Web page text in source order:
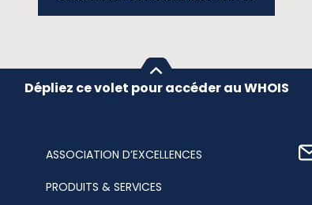
Dépliez ce volet pour accéder au WHOIS
ASSOCIATION D’EXCELLENCES
PRODUITS & SERVICES